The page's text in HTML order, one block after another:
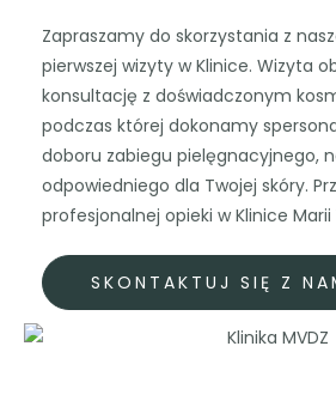
Zapraszamy do skorzystania z
pierwszej wizyty w Klinice. Wizyta
konsultację z doświadczonym
podczas której dokonamy
doboru zabiegu pielęgnacyjnego,
odpowiedniego dla Twojej skóry.
profesjonalnej opieki w Klinice Marii
SKONTAKTUJ SIĘ Z